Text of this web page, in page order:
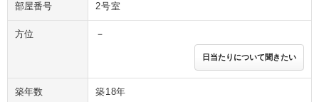
部屋番号 2号室
方位 －
日当たりについて聞きたい
築年数 築18年